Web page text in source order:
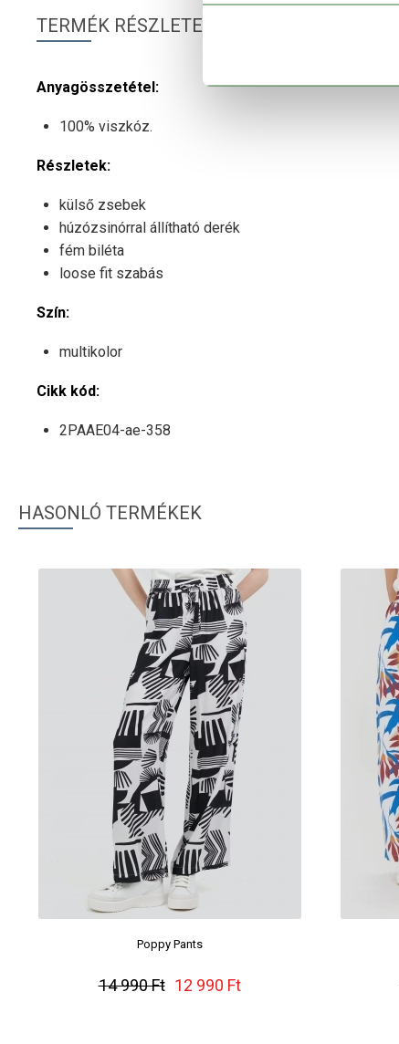
TERMÉK RÉSZLETEK
Anyagösszetétel:
100% viszkóz.
Részletek:
külső zsebek
húzózsinórral állítható derék
fém biléta
loose fit szabás
Szín:
multikolor
Cikk kód:
2PAAE04-ae-358
HASONLÓ TERMÉKEK
Poppy Pants
14 990 Ft 12 990 Ft